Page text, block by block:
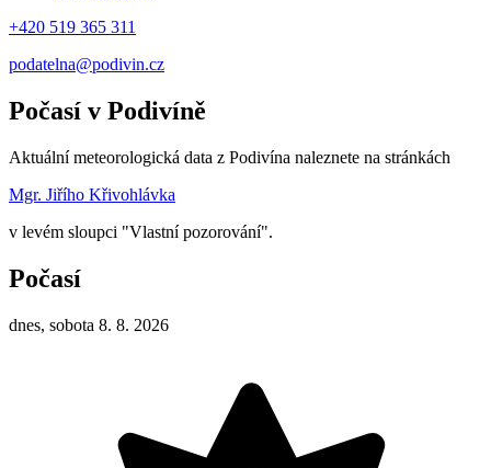
+420 519 365 311
podatelna@podivin.cz
Počasí v Podivíně
Aktuální meteorologická data z Podivína naleznete na stránkách
Mgr. Jiřího Křivohlávka
v levém sloupci "Vlastní pozorování".
Počasí
dnes, sobota 8. 8. 2026